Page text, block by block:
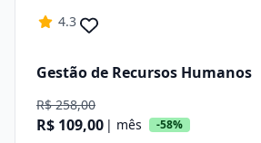
4.3
Gestão de Recursos Humanos
R$ 258,00
R$ 109,00 | mês -58%